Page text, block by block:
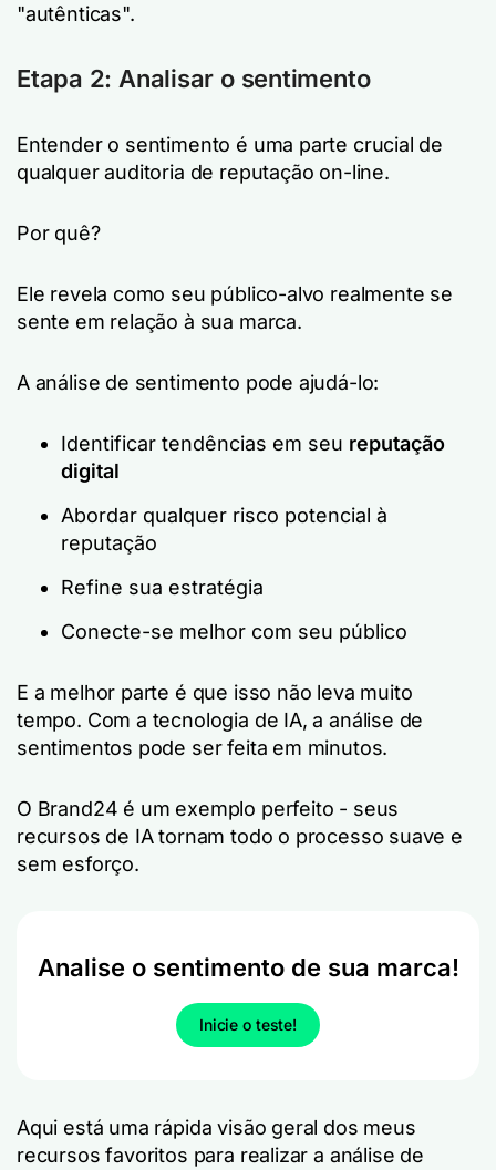
"autênticas".
Etapa 2: Analisar o sentimento
Entender o sentimento é uma parte crucial de
qualquer auditoria de reputação on-line.
Por quê?
Ele revela como seu público-alvo realmente se
sente em relação à sua marca.
A análise de sentimento pode ajudá-lo:
Identificar tendências em seu reputação
digital
Abordar qualquer risco potencial à
reputação
Refine sua estratégia
Conecte-se melhor com seu público
E a melhor parte é que isso não leva muito
tempo. Com a tecnologia de IA, a análise de
sentimentos pode ser feita em minutos.
O Brand24 é um exemplo perfeito - seus
recursos de IA tornam todo o processo suave e
sem esforço.
Analise o sentimento de sua marca!
Inicie o teste!
Aqui está uma rápida visão geral dos meus
recursos favoritos para realizar a análise de